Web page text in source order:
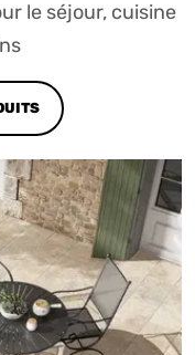
le séjour, cuisine